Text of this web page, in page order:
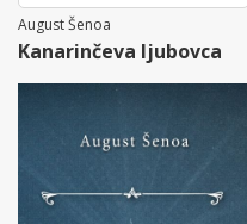
August Šenoa
Kanarinčeva ljubovca